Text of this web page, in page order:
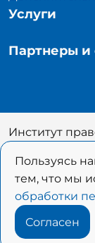
Услуги
Партнеры и
Институт
1999-2026 ©
частичное
разрешается
При
необходима
Пользуясь
тем, что мы
обработки
Согласен